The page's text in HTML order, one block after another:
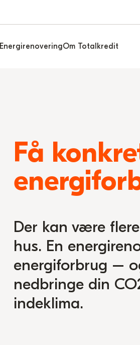
EnergirenoveringOm Totalkredit
Få
Der kan være
hus. En
energiforbrug –
nedbringe din
indeklima.